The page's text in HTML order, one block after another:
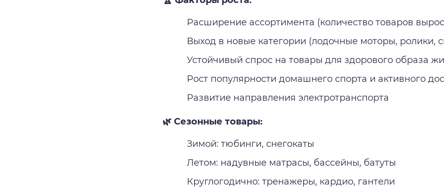
Расширение ассортимента (количество товаров
Выход в новые категории (лодочные моторы, ролики,
Устойчивый спрос на товары для здорового образа
Рост популярности домашнего спорта и активного
Развитие направления электротранспорта
🌿 Сезонные товары:
Зимой: тюбинги, снегокаты
Летом: надувные матрасы, бассейны, батуты
Круглогодично: тренажеры, кардио, гантели